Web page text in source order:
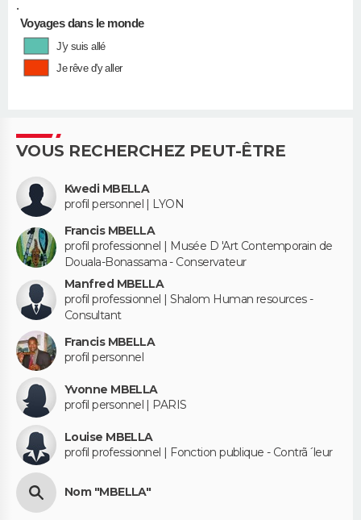
•
Voyages dans le monde
J'y suis allé
Je rêve d'y aller
VOUS RECHERCHEZ PEUT-ÊTRE
Kwedi MBELLA
profil personnel | LYON
Francis MBELLA
profil professionnel | Musée D 'Art Contemporain de
Douala-Bonassama - Conservateur
Manfred MBELLA
profil professionnel | Shalom Human resources -
Consultant
Francis MBELLA
profil personnel
Yvonne MBELLA
profil personnel | PARIS
Louise MBELLA
profil professionnel | Fonction publique - Contrã´leur
Nom "MBELLA"